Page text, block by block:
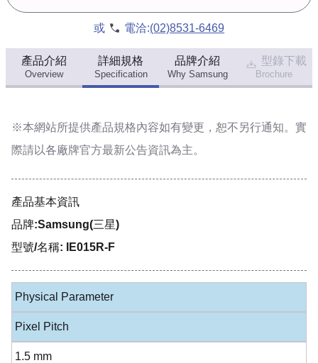
或 電洽:(02)8531-6469
產品介紹
Overview
詳細規格
Specification
品牌介紹
Why Samsung
型錄下載
Brochure
※本網站所提供產品規格內容如有變更，恕不另行通知。實
際請以各廠牌官方最新公告資訊為主。
產品基本資訊
品牌:Samsung(三星)
型號/名稱: IE015R-F
Physical Parameter
Pixel Pitch
1.5 mm